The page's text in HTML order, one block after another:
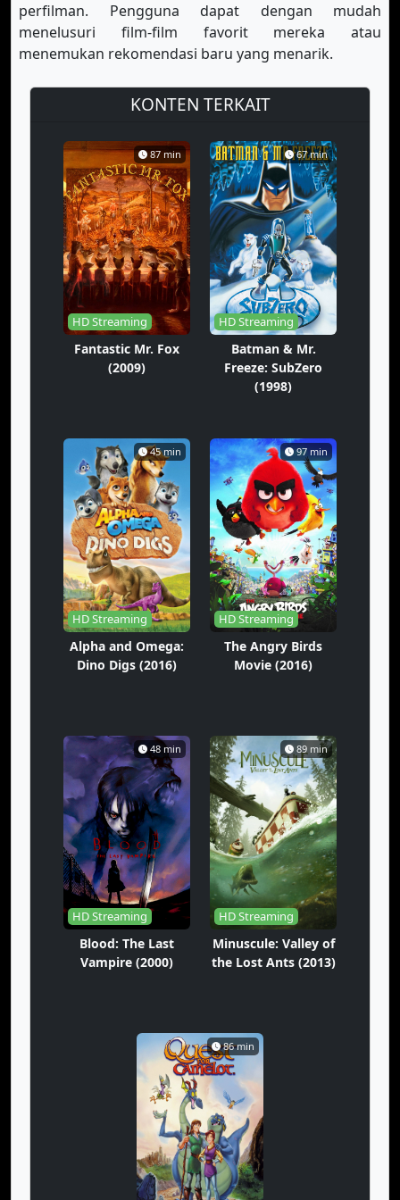
perfilman. Pengguna dapat dengan mudah
menelusuri film-film favorit mereka atau
menemukan rekomendasi baru yang menarik.
KONTEN TERKAIT
87 min
HD Streaming
Fantastic Mr. Fox
(2009)
67 min
HD Streaming
Batman & Mr.
Freeze: SubZero
(1998)
45 min
HD Streaming
Alpha and Omega:
Dino Digs (2016)
97 min
HD Streaming
The Angry Birds
Movie (2016)
48 min
HD Streaming
Blood: The Last
Vampire (2000)
89 min
HD Streaming
Minuscule: Valley of
the Lost Ants (2013)
86 min